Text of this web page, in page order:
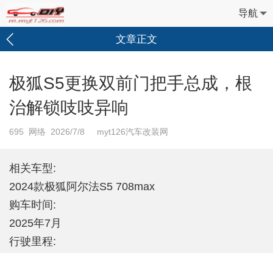
导航
文章正文
极狐S5更换双前门把手总成，根
治解锁吱吱异响
695 网络 2026/7/8 myt126汽车改装网
相关车型:
2024款极狐阿尔法S5 708max
购车时间:
2025年7月
行驶里程: